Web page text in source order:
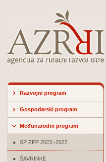
Razvojni program
Gospodarski program
Međunarodni program
SP ZPP 2023.-2027.
ŠAVRINKE